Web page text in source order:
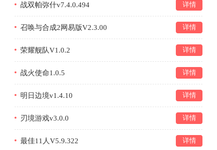
战双帕弥什v7.4.0.494 详情
召唤与合成2网易版V2.3.00 详情
荣耀舰队V1.0.2 详情
战火使命1.0.5 详情
明日边境v1.4.10 详情
刃境游戏v3.0.0 详情
最佳11人V5.9.322 详情